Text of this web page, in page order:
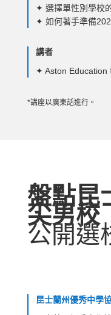
✦ 選擇單性別學校
✦ 如何著手準備
講者
✦ Aston Education
*講座以廣東話進行。
盤點昆
尖男校
公開選
昆士蘭州優秀中學